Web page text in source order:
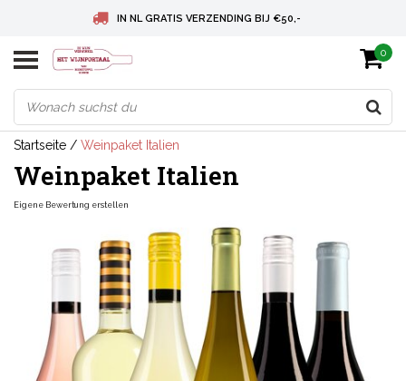
IN NL GRATIS VERZENDING BIJ €50,-
BELGIE GRATIS VERZENDING BIJ € 75
DEUTSCHLAND VERSANDKOSTENFREI AB € 75
0
Startseite / Weinpaket Italien
Weinpaket Italien
Eigene Bewertung erstellen